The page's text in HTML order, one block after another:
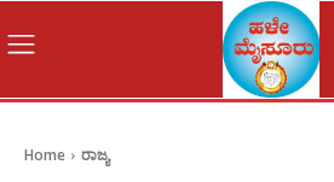
Home ರಾಜ್ಯ